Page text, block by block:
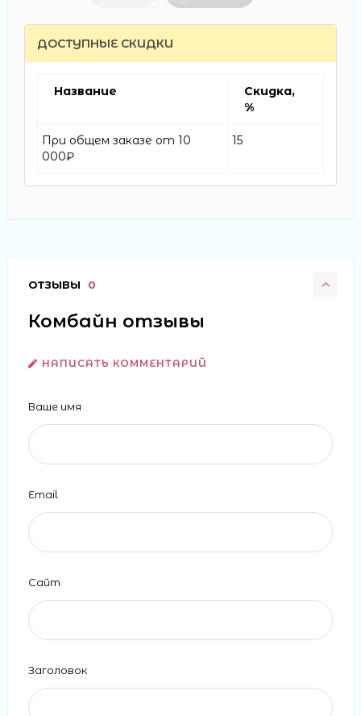
ДОСТУПНЫЕ СКИДКИ
Название
Скидка,
%
При общем заказе от 10
000₽
15
ОТЗЫВЫ 0
Комбайн отзывы
НАПИСАТЬ КОММЕНТАРИЙ
Ваше имя
Email
Сайт
Заголовок